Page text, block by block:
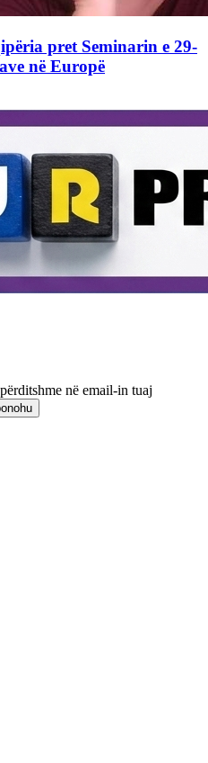
pret Seminarin e 29-
në Europë
në email-in tuaj